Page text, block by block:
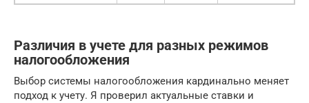
Различия в учете для разных режимов
налогообложения
Выбор системы налогообложения кардинально меняет
подход к учету. Я проверил актуальные ставки и